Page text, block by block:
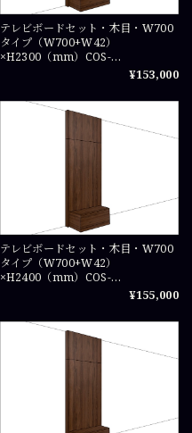
テレビボードセット・木目・W700
タイプ（W700+W42）
×H2300（mm）COS-
¥153,000
テレビボードセット・木目・W700
タイプ（W700+W42）
×H2400（mm）COS-
¥155,000